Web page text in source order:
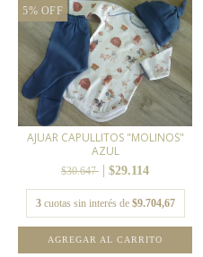
5% OFF
AJUAR CAPULLITOS "MOLINOS"
AZUL
$30.647 $29.114
3 cuotas sin interés de $9.704,67
AGREGAR AL CARRITO